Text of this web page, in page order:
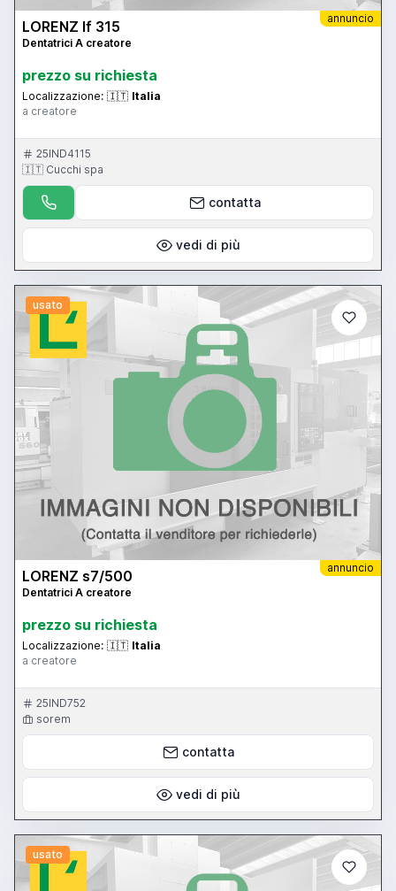
annuncio
LORENZ lf 315
Dentatrici A creatore
prezzo su richiesta
Localizzazione: 🇮🇹 Italia
a creatore
25IND4115
🇮🇹 Cucchi spa
contatta
vedi di più
usato
annuncio
LORENZ s7/500
Dentatrici A creatore
prezzo su richiesta
Localizzazione: 🇮🇹 Italia
a creatore
25IND752
sorem
contatta
vedi di più
usato